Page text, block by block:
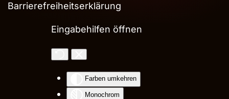
Eingabehilfen öffnen
Farben umkehren
Monochrom
Barrierefreiheitserklärung